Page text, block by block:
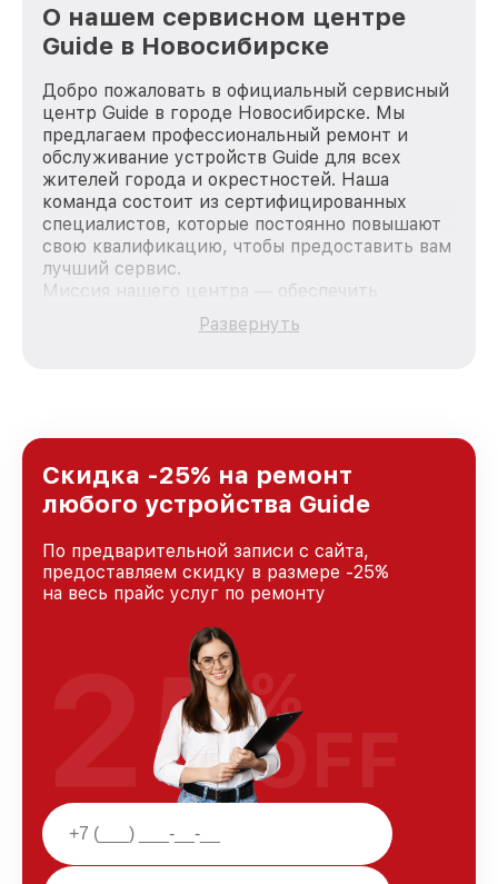
О нашем сервисном центре
Guide в Новосибирске
Добро пожаловать в официальный сервисный
центр Guide в городе Новосибирске. Мы
предлагаем профессиональный ремонт и
обслуживание устройств Guide для всех
жителей города и окрестностей. Наша
команда состоит из сертифицированных
специалистов, которые постоянно повышают
свою квалификацию, чтобы предоставить вам
лучший сервис.
Миссия нашего центра — обеспечить
качественный и доступный ремонт для
каждого пользователя продукции Guide, вне
Новосибирске, постоянно повышая уровень
доверия и лояльности наших клиентов.
Развернуть
Скидка -25% на ремонт
любого устройства Guide
По предварительной записи с сайта,
предоставляем скидку в размере -25%
на весь прайс услуг по ремонту
25%
OFF